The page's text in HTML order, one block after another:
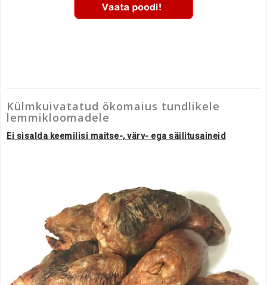
Külmkuivatatud ökomaius tundlikele
lemmikloomadele
Ei sisalda keemilisi maitse-, värv- ega säilitusaineid